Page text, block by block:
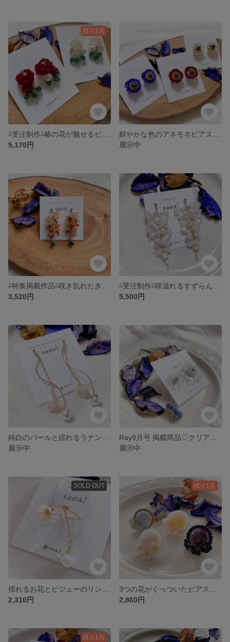
残り1点
5,170円
展示中
3,520円
5,500円
展示中
展示中
SOLD OUT
2,310円
残り1点
2,860円
残り1点